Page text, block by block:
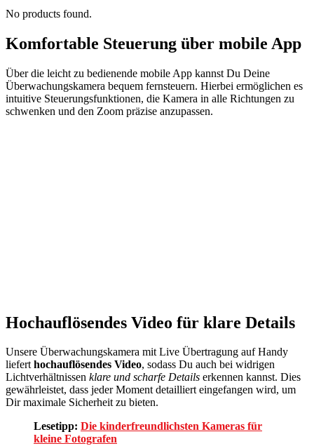
No products found.
Komfortable Steuerung über mobile App
Über die leicht zu bedienende mobile App kannst Du Deine
Überwachungskamera bequem fernsteuern. Hierbei ermöglichen es
intuitive Steuerungsfunktionen, die Kamera in alle Richtungen zu
schwenken und den Zoom präzise anzupassen.
Hochauflösendes Video für klare Details
Unsere Überwachungskamera mit Live Übertragung auf Handy
lieferthochauflösendes Video, sodass Du auch bei widrigen
Lichtverhältnissen klare und scharfe Details erkennen kannst. Dies
gewährleistet, dass jeder Moment detailliert eingefangen wird, um
Dir maximale Sicherheit zu bieten.
Lesetipp: Die kinderfreundlichsten Kameras für
kleine Fotografen